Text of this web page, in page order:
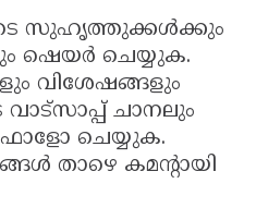
സുഹൃത്തുക്കൾക്കും
ഷെയർ ചെയ്യുക.
വിശേഷങ്ങളും
ചാനലും
ചെയ്യുക.
താഴെ കമൻ്റായി